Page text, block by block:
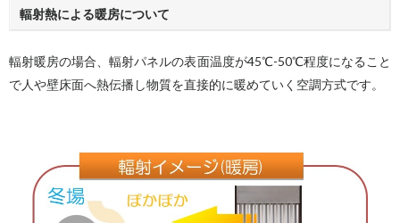
輻射熱による暖房について
輻射暖房の場合、輻射パネルの表面温度が45℃-50℃程度になること
で人や壁床面へ熱伝播し物質を直接的に暖めていく空調方式です。